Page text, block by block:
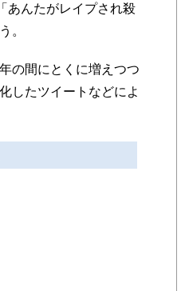
あんたがレイプされ殺
。
の間にとくに増えつつ
したツイートなどによ